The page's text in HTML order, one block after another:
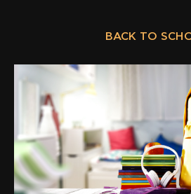
BACK TO